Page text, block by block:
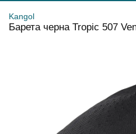
Kangol
Барета черна Tropic 507